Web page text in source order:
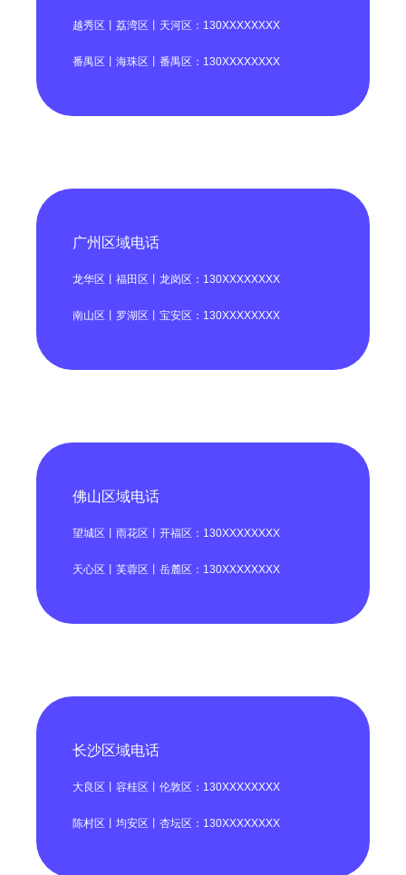
越秀区丨荔湾区丨天河区：130XXXXXXXX
番禺区丨海珠区丨番禺区：130XXXXXXXX
广州区域电话
龙华区丨福田区丨龙岗区：130XXXXXXXX
南山区丨罗湖区丨宝安区：130XXXXXXXX
佛山区域电话
望城区丨雨花区丨开福区：130XXXXXXXX
天心区丨芙蓉区丨岳麓区：130XXXXXXXX
长沙区域电话
大良区丨容桂区丨伦敦区：130XXXXXXXX
陈村区丨均安区丨杏坛区：130XXXXXXXX